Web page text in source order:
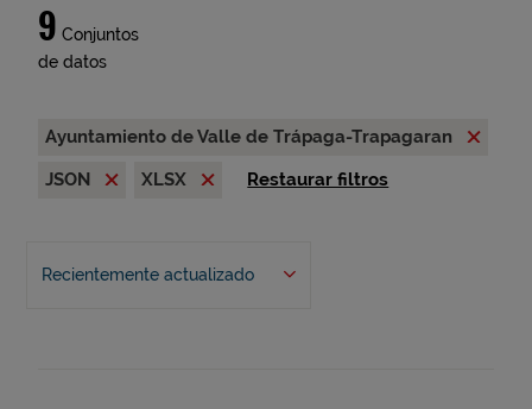
9 Conjuntos
de datos
Ayuntamiento de Valle de Trápaga-Trapagaran
JSON
XLSX Restaurar filtros
Recientemente actualizado